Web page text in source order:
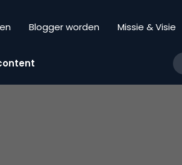
Blogger worden Missie & Visie